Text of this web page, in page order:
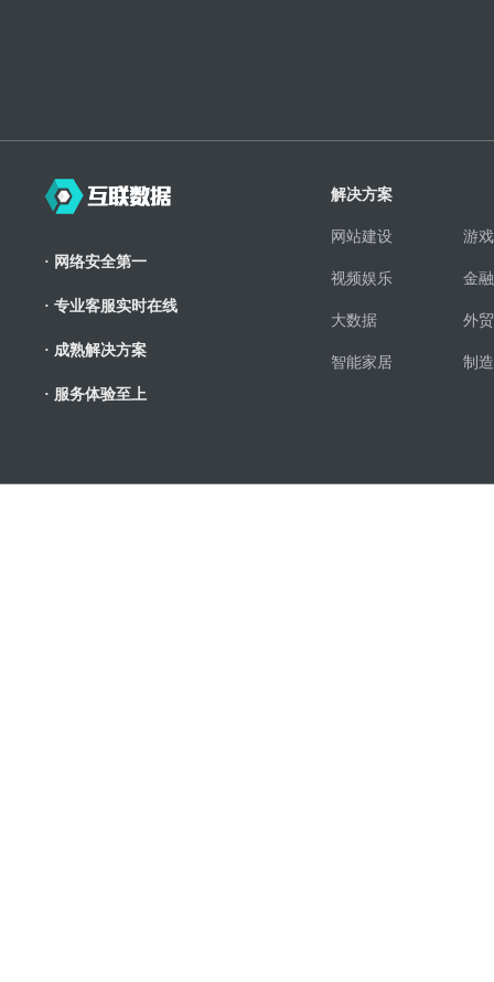
· 网络安全第一
· 专业客服实时在线
· 成熟解决方案
· 服务体验至上
解决方案
网站建设 游
视频娱乐 金
大数据 外
智能家居 制